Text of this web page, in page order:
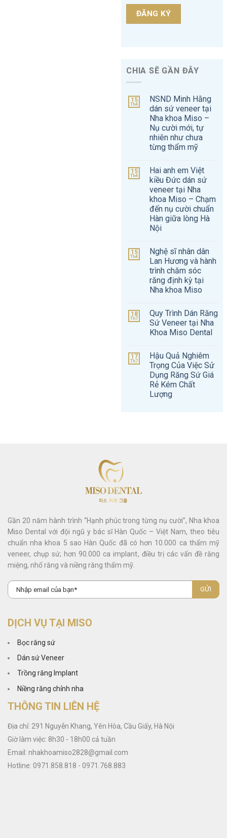
CHIA SẼ GẦN ĐÂY
15
Th4
NSND Minh Hằng
dán sứ veneer tại
Nha khoa Miso –
Nụ cười mới, tự
nhiên như chưa
từng thẩm mỹ
15
Th4
Hai anh em Việt
kiều Đức dán sứ
veneer tại Nha
khoa Miso – Chạm
đến nụ cười chuẩn
Hàn giữa lòng Hà
Nội
15
Th4
Nghệ sĩ nhân dân
Lan Hương và hành
trình chăm sóc
răng định kỳ tại
Nha khoa Miso
18
Th7
Quy Trình Dán Răng
Sứ Veneer tại Nha
Khoa Miso Dental
17
Th7
Hậu Quả Nghiêm
Trọng Của Việc Sử
Dụng Răng Sứ Giá
Rẻ Kém Chất
Lượng
Gần 20 năm hành trình “Hạnh phúc trong từng nụ cười”, Nha khoa
Miso Dental với đội ngũ y bác sĩ Hàn Quốc – Việt Nam, theo tiêu
chuẩn nha khoa 5 sao Hàn Quốc đã có hơn 10.000 ca thẩm mỹ
veneer, chụp sứ; hơn 90.000 ca implant, điều trị các vấn đề răng
miệng, nhổ răng và niềng răng thẩm mỹ.
DỊCH VỤ TẠI MISO
Bọc răng sứ
Dán sứ Veneer
Trồng răng Implant
Niềng răng chỉnh nha
THÔNG TIN LIÊN HỆ
Địa chỉ: 291 Nguyễn Khang, Yên Hòa, Cầu Giấy, Hà Nội
Giờ làm việc: 8h30 - 18h00 cả tuần
Email: nhakhoamiso2828@gmail.com
Hotline: 0971.858.818 - 0971.768.883